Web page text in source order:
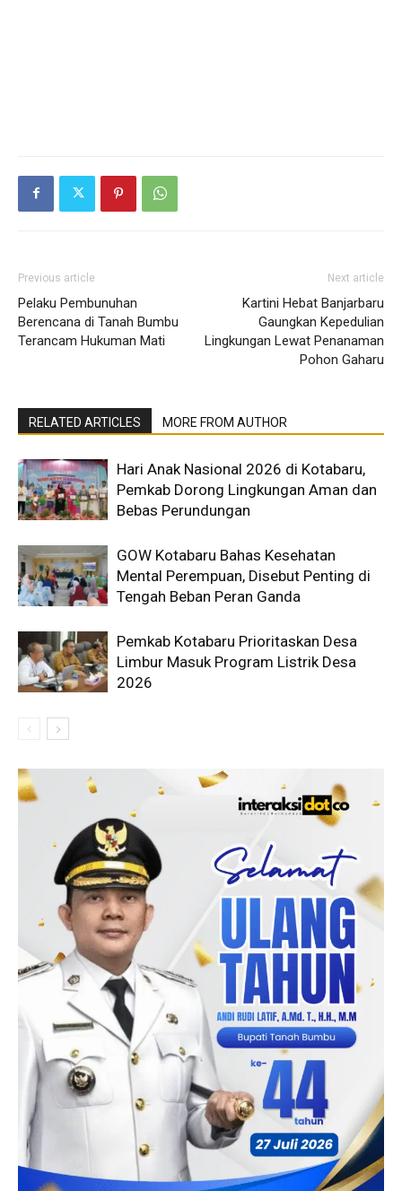
Previous article
Pelaku Pembunuhan
Berencana di Tanah Bumbu
Terancam Hukuman Mati
Next article
Kartini Hebat Banjarbaru
Gaungkan Kepedulian
Lingkungan Lewat Penanaman
Pohon Gaharu
RELATED ARTICLES MORE FROM AUTHOR
Hari Anak Nasional 2026 di Kotabaru,
Pemkab Dorong Lingkungan Aman dan
Bebas Perundungan
GOW Kotabaru Bahas Kesehatan
Mental Perempuan, Disebut Penting di
Tengah Beban Peran Ganda
Pemkab Kotabaru Prioritaskan Desa
Limbur Masuk Program Listrik Desa
2026